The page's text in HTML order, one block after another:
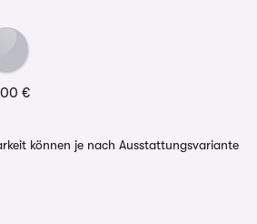
€
können je nach Ausstattungsvariante